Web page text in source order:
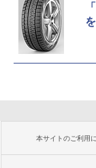
本サイトのご利用